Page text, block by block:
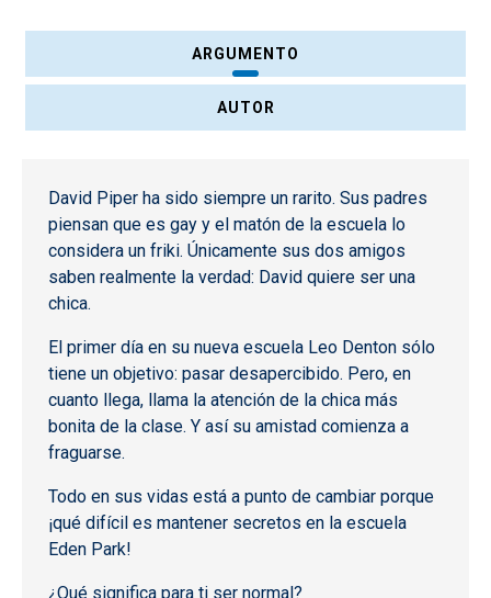
ARGUMENTO
AUTOR
David Piper ha sido siempre un rarito. Sus padres
piensan que es gay y el matón de la escuela lo
considera un friki. Únicamente sus dos amigos
saben realmente la verdad: David quiere ser una
chica.
El primer día en su nueva escuela Leo Denton sólo
tiene un objetivo: pasar desapercibido. Pero, en
cuanto llega, llama la atención de la chica más
bonita de la clase. Y así su amistad comienza a
fraguarse.
Todo en sus vidas está a punto de cambiar porque
¡qué difícil es mantener secretos en la escuela
Eden Park!
¿Qué significa para ti ser normal?